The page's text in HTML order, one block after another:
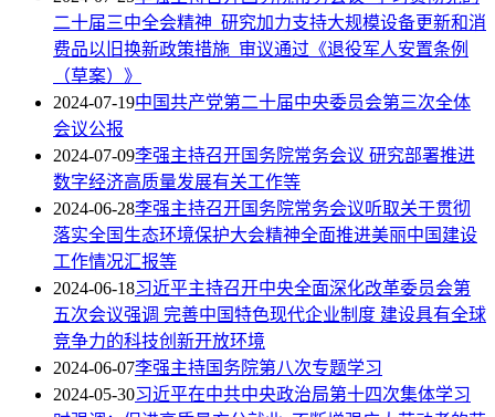
二十届三中全会精神 研究加力支持大规模设备更新和消
费品以旧换新政策措施 审议通过《退役军人安置条例
（草案）》
2024-07-19中国共产党第二十届中央委员会第三次全体
会议公报
2024-07-09李强主持召开国务院常务会议 研究部署推进
数字经济高质量发展有关工作等
2024-06-28李强主持召开国务院常务会议听取关于贯彻
落实全国生态环境保护大会精神全面推进美丽中国建设
工作情况汇报等
2024-06-18习近平主持召开中央全面深化改革委员会第
五次会议强调 完善中国特色现代企业制度 建设具有全球
竞争力的科技创新开放环境
2024-06-07李强主持国务院第八次专题学习
2024-05-30习近平在中共中央政治局第十四次集体学习